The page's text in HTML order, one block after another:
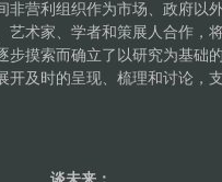
非营利组织作为市场、政府以
艺术家、学者和策展人合作，
步摸索而确立了以研究为基础
开及时的呈现、梳理和讨论，